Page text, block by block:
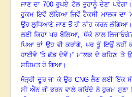
ਜਾਣ ਦਾ700 ਰੁਪਏ ਟੋਲ ਤੁਹਾਨੂੰ ਦੇਣਾ ਪਵੇਗਾ
ਹੁਕਮ ਇਵੇਂ ਲੱਗਿਆ ਜਿਵੇਂ ਟੈਕਸੀ ਮਾਲਕ ਦਾ
ਉਹ ਲੁਧਿਆਣੇ ਜਾਣ ਤੋਂ ਹੀ ਨਾਂਹ ਕਰਨ ਲੱਗਿਆ।
ਲਈ ਕਿਹਾ ਪਰ ਬੋਲਿਆ, ‘ਧੱਕੇ ਨਾਲ
ਪਿਆ ਤਾਂ ਉਹ ਵੀ ਕਰਾਂਗੇ, ਪਰ ਤੂੰ ਇਉਂ ਨਹੀਂ
ਹਾਈਵੇ ’ਤੇ ਛੱਡ ਦੇਵੇਂ। ” ਮਾਲਕ ਦੇ ਕਹਿਣ ’ਤੇ
ਸਹਿਮਤ ਹੋ ਗਿਆ।
ਥੋੜ੍ਹੀ ਦੂਰ ਜਾ ਕੇ ਉਹ CNGਲੈਣ ਲਈ ਇੱਕ
ਸੀ ਐੱਨ ਜੀ ਭਰਨ ਵਾਲੇ ਕਰਿੰਦੇ ਨੇ ਹੁਕਮ ਸੁਣਾ